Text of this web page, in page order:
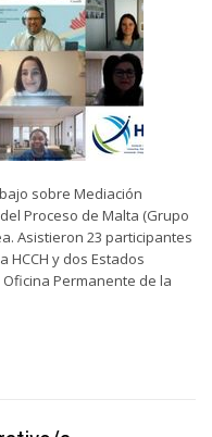
sobre Mediación
Proceso de Malta (Grupo
Asistieron 23 participantes
HCCH y dos Estados
Permanente de la